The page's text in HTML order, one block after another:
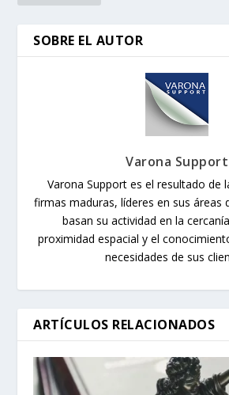
SOBRE EL AUTOR
Varona Support
Varona Support es el resultado de
firmas maduras, líderes en sus áreas
basan su actividad en la
proximidad espacial y el
necesidades de sus
ARTÍCULOS RELACIONADOS